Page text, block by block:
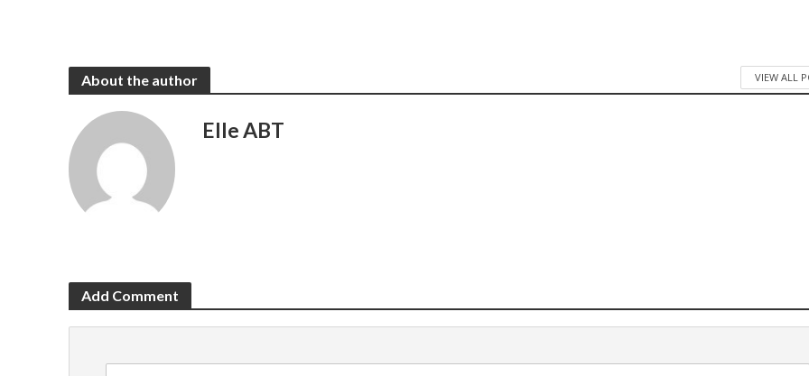
About the author VIEW ALL
Elle ABT
Add Comment